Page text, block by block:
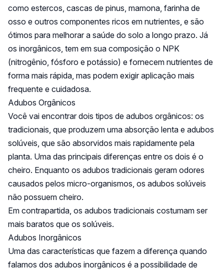
como estercos, cascas de pinus, mamona, farinha de
osso e outros componentes ricos em nutrientes, e são
ótimos para melhorar a saúde do solo a longo prazo. Já
os inorgânicos, tem em sua composição o NPK
(nitrogênio, fósforo e potássio) e fornecem nutrientes de
forma mais rápida, mas podem exigir aplicação mais
frequente e cuidadosa.
Adubos Orgânicos
Você vai encontrar dois tipos de adubos orgânicos: os
tradicionais, que produzem uma absorção lenta e adubos
solúveis, que são absorvidos mais rapidamente pela
planta. Uma das principais diferenças entre os dois é o
cheiro. Enquanto os adubos tradicionais geram odores
causados pelos micro-organismos, os adubos solúveis
não possuem cheiro.
Em contrapartida, os adubos tradicionais costumam ser
mais baratos que os solúveis.
Adubos Inorgânicos
Uma das características que fazem a diferença quando
falamos dos adubos inorgânicos é a possibilidade de